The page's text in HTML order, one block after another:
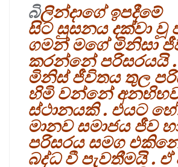
බිලින්දාගේ ඉපදීමේ
සිටසුසනය දක්වා වූ
ගමන් මගේ මිනිසා
කරන්නේ පරිසරයයි
මිනිස් ජීවිතය තුල
හිමි වන්නේ
ස්ථානයකි . එයට
මානව සමාජය ජීව
පරිසරය සමග
බද්ධ වී පැවතීමයි .